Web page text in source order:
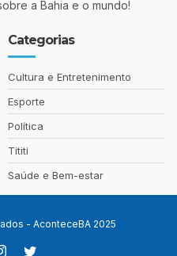
a Bahia e o mundo!
Categorias
Cultura e Entretenimento
Esporte
Política
Tititi
Saúde e Bem-estar
- AconteceBA 2025